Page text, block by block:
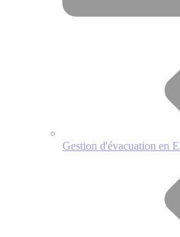
Gestion d'évacuation en